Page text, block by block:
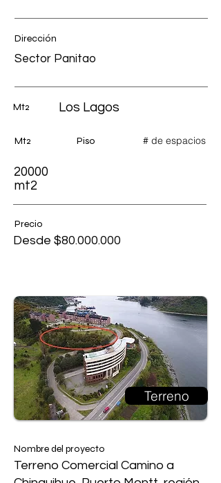
Dirección
Sector Panitao
Mt2
Mt2
20000
mt2
Los Lagos
Piso # de espacios
Precio
Desde $80.000.000
Terreno
Nombre del proyecto
Terreno Comercial Camino a